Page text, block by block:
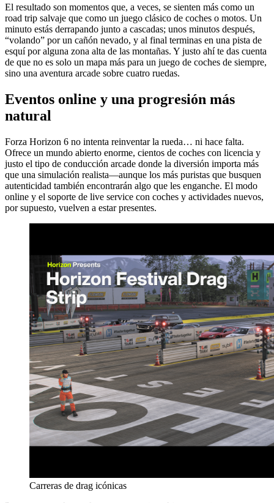
El resultado son momentos que, a veces, se sienten más como un
road trip salvaje que como un juego clásico de coches o motos. Un
minuto estás derrapando junto a cascadas; unos minutos después,
“volando” por un cañón nevado, y al final terminas en una pista de
esquí por alguna zona alta de las montañas. Y justo ahí te das cuenta
de que no es solo un mapa más para un juego de coches de siempre,
sino una aventura arcade sobre cuatro ruedas.
Eventos online y una progresión más
natural
Forza Horizon 6 no intenta reinventar la rueda… ni hace falta.
Ofrece un mundo abierto enorme, cientos de coches con licencia y
justo el tipo de conducción arcade donde la diversión importa más
que una simulación realista—aunque los más puristas que busquen
autenticidad también encontrarán algo que les enganche. El modo
online y el soporte de live service con coches y actividades nuevos,
por supuesto, vuelven a estar presentes.
Carreras de drag icónicas